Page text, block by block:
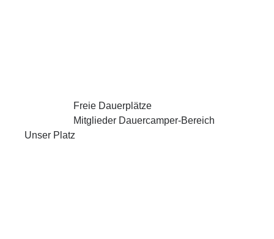
Freie Dauerplätze
Mitglieder Dauercamper-Bereich
Unser Platz